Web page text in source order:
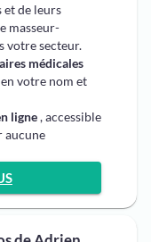
et de leurs
masseur-
votre secteur.
médicales
votre nom et
ligne, accessible
aucune